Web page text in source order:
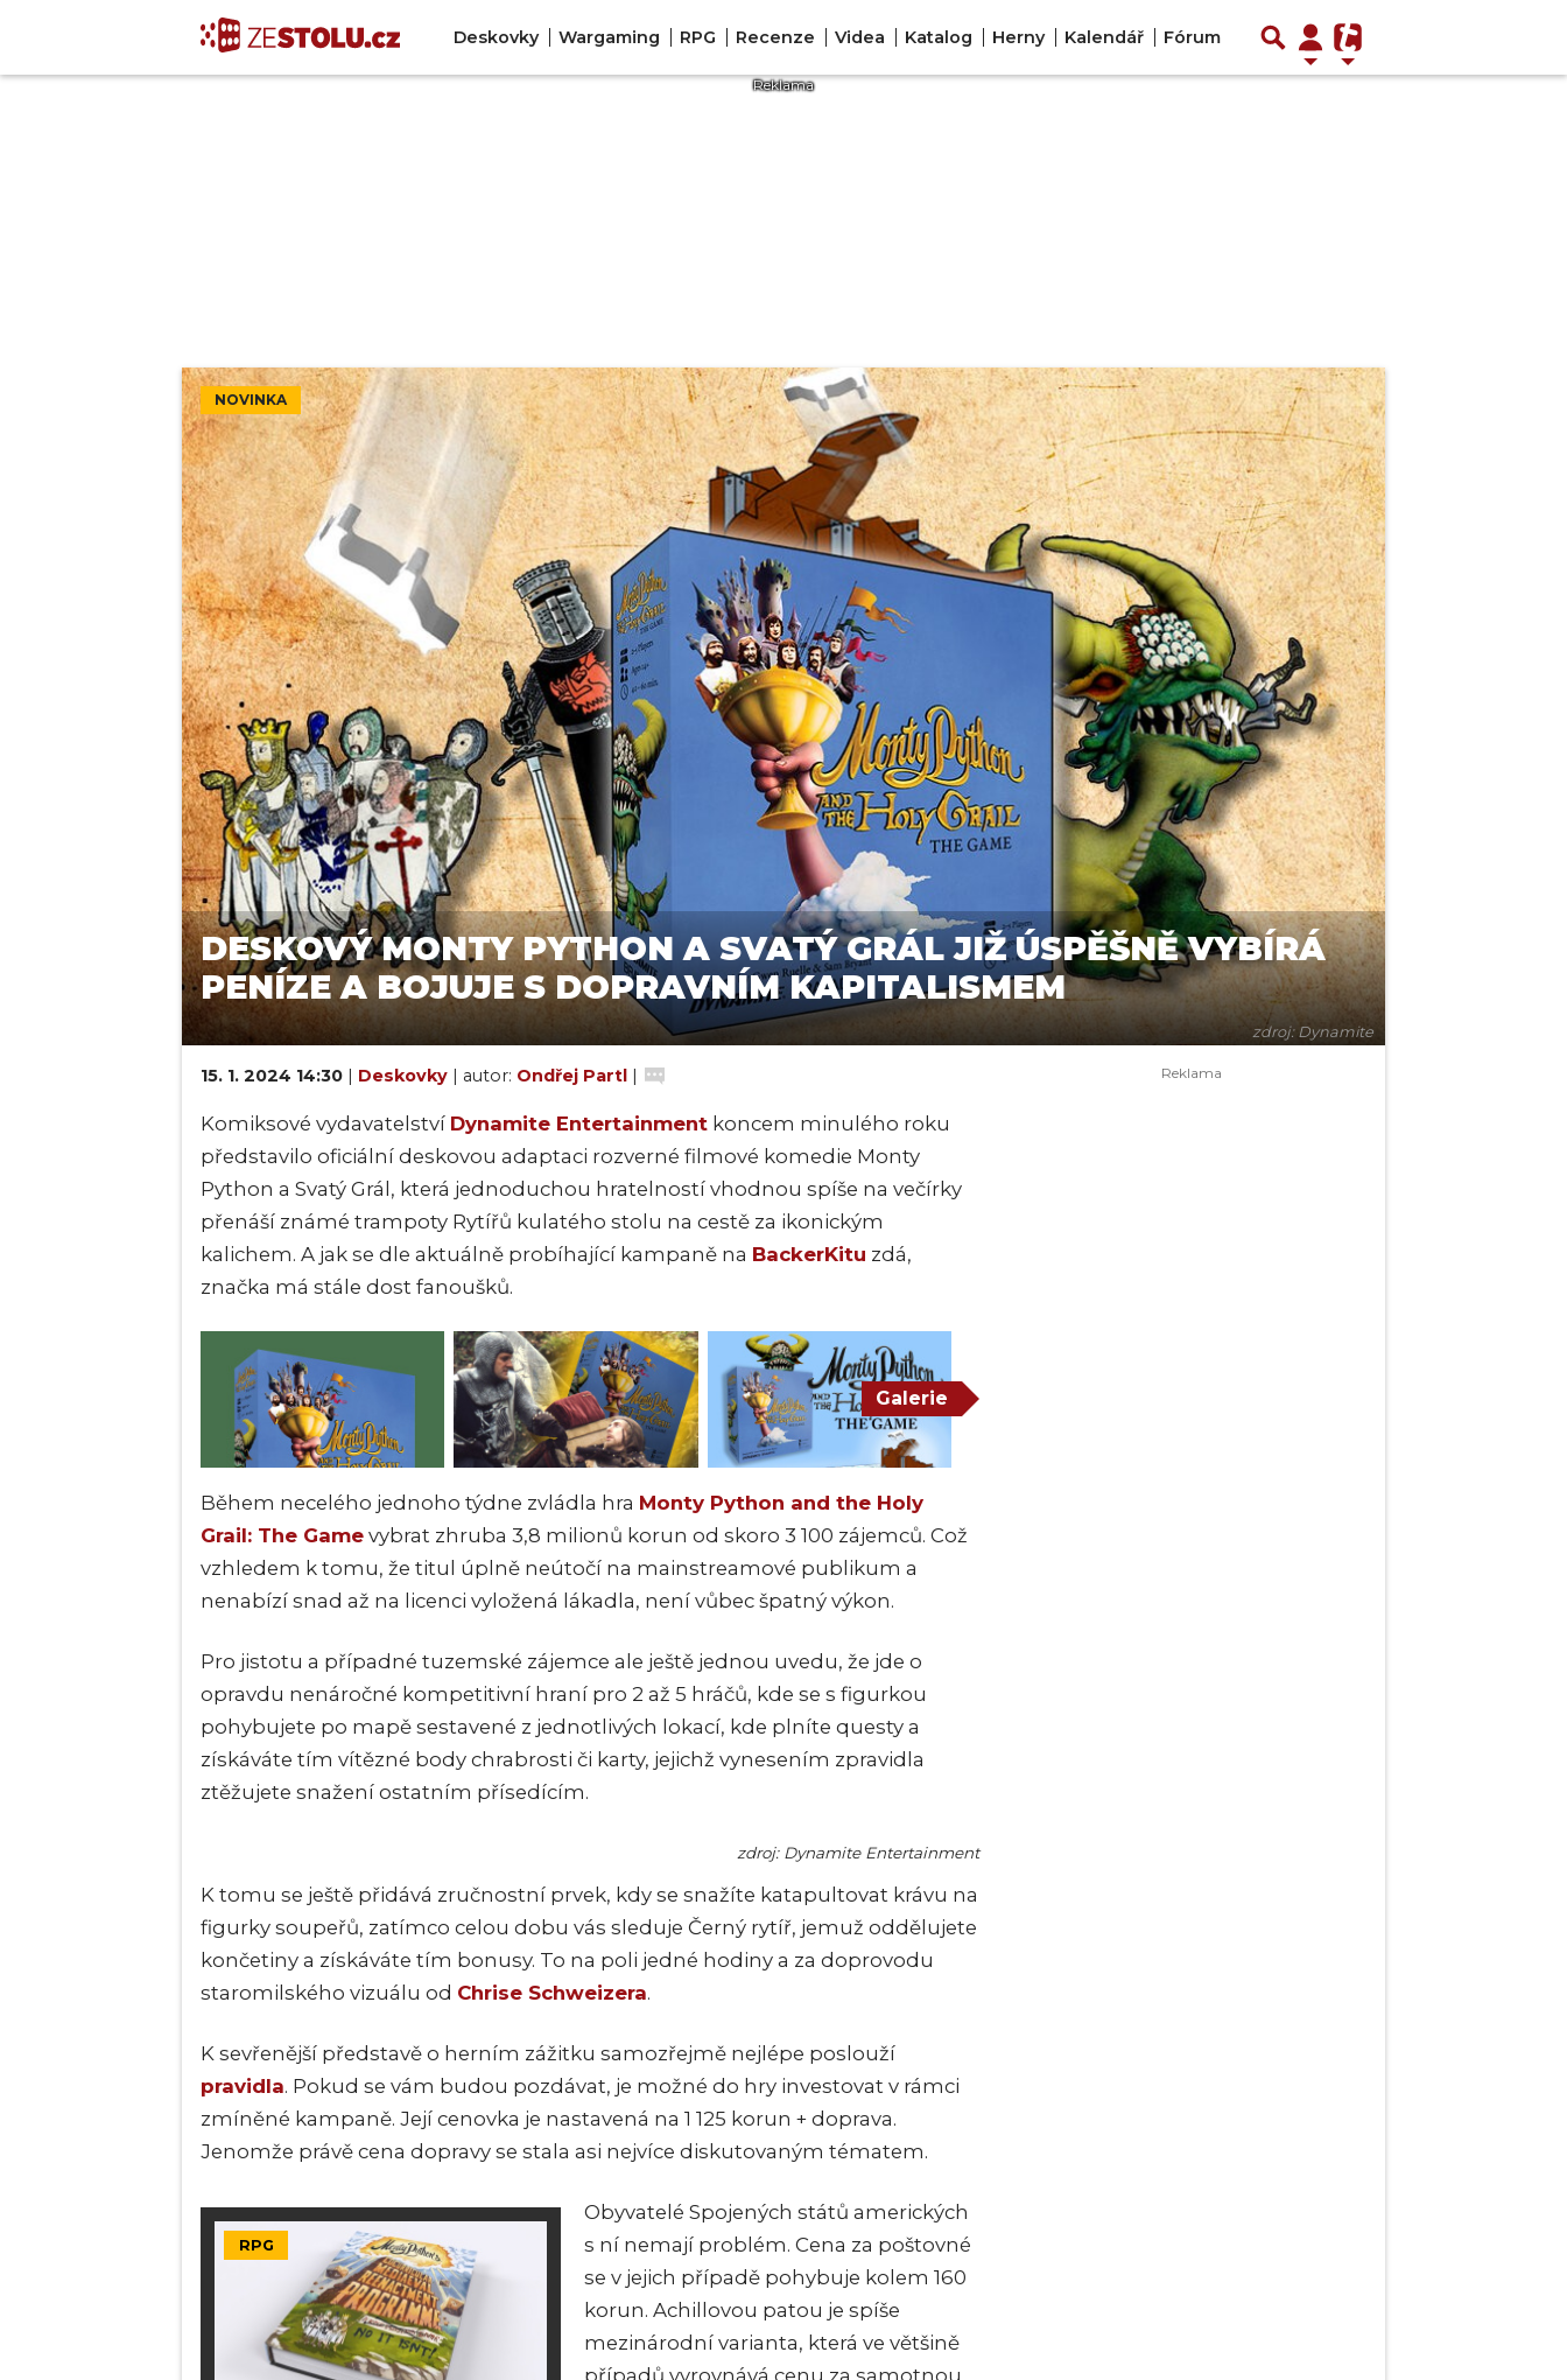
Deskovky Wargaming RPG Recenze Videa Katalog Herny Kalendář Fórum
NOVINKA
zdroj: Dynamite
DESKOVÝ MONTY PYTHON A SVATÝ GRÁL JIŽ ÚSPĚŠNĚ VYBÍRÁ
PENÍZE A BOJUJE S DOPRAVNÍM KAPITALISMEM
15. 1. 2024 14:30 | Deskovky | autor: Ondřej Partl |
Komiksové vydavatelství Dynamite Entertainment koncem minulého roku
představilo oficiální deskovou adaptaci rozverné filmové komedie Monty
Python a Svatý Grál, která jednoduchou hratelností vhodnou spíše na večírky
přenáší známé trampoty Rytířů kulatého stolu na cestě za ikonickým
kalichem. A jak se dle aktuálně probíhající kampaně na BackerKitu zdá,
značka má stále dost fanoušků.
Galerie
Během necelého jednoho týdne zvládla hra Monty Python and the Holy
Grail: The Game vybrat zhruba 3,8 milionů korun od skoro 3 100 zájemců. Což
vzhledem k tomu, že titul úplně neútočí na mainstreamové publikum a
nenabízí snad až na licenci vyložená lákadla, není vůbec špatný výkon.
Pro jistotu a případné tuzemské zájemce ale ještě jednou uvedu, že jde o
opravdu nenáročné kompetitivní hraní pro 2 až 5 hráčů, kde se s figurkou
pohybujete po mapě sestavené z jednotlivých lokací, kde plníte questy a
získáváte tím vítězné body chrabrosti či karty, jejichž vynesením zpravidla
ztěžujete snažení ostatním přísedícím.
zdroj: Dynamite Entertainment
K tomu se ještě přidává zručnostní prvek, kdy se snažíte katapultovat krávu na
figurky soupeřů, zatímco celou dobu vás sleduje Černý rytíř, jemuž oddělujete
končetiny a získáváte tím bonusy. To na poli jedné hodiny a za doprovodu
staromilského vizuálu od Chrise Schweizera.
K sevřenější představě o herním zážitku samozřejmě nejlépe poslouží
pravidla. Pokud se vám budou pozdávat, je možné do hry investovat v rámci
zmíněné kampaně. Její cenovka je nastavená na 1 125 korun + doprava.
Jenomže právě cena dopravy se stala asi nejvíce diskutovaným tématem.
RPG
Obyvatelé Spojených států amerických
s ní nemají problém. Cena za poštovné
se v jejich případě pohybuje kolem 160
korun. Achillovou patou je spíše
mezinárodní varianta, která ve většině